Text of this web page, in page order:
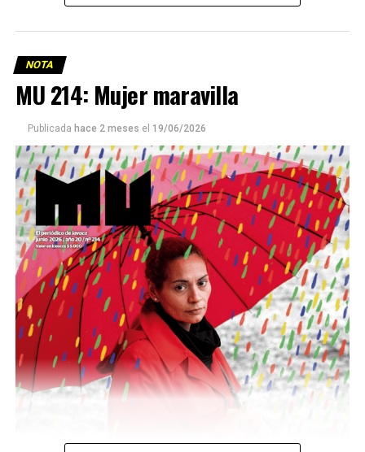
Este número 215 de MU ☝️viene con doble tapa, que
podría ser una frase:
Sin chamuyo, a remarla.
Descargar la Mu en PDF
NOTA
MU 214: Mujer maravilla
Publicada hace 2 meses el 19/06/2026